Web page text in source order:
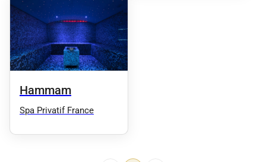
Hammam
Spa Privatif France